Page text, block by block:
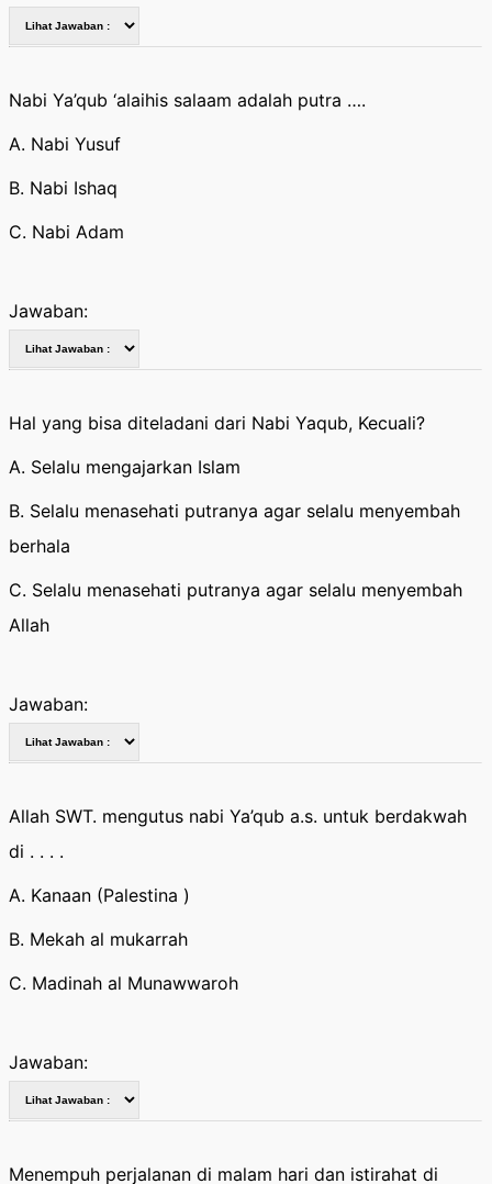
Nabi Ya’qub ‘alaihis salaam adalah putra ….
A. Nabi Yusuf
B. Nabi Ishaq
C. Nabi Adam
Jawaban:
Hal yang bisa diteladani dari Nabi Yaqub, Kecuali?
A. Selalu mengajarkan Islam
B. Selalu menasehati putranya agar selalu menyembah
berhala
C. Selalu menasehati putranya agar selalu menyembah
Allah
Jawaban:
Allah SWT. mengutus nabi Ya’qub a.s. untuk berdakwah
di . . . .
A. Kanaan (Palestina )
B. Mekah al mukarrah
C. Madinah al Munawwaroh
Jawaban:
Menempuh perjalanan di malam hari dan istirahat di